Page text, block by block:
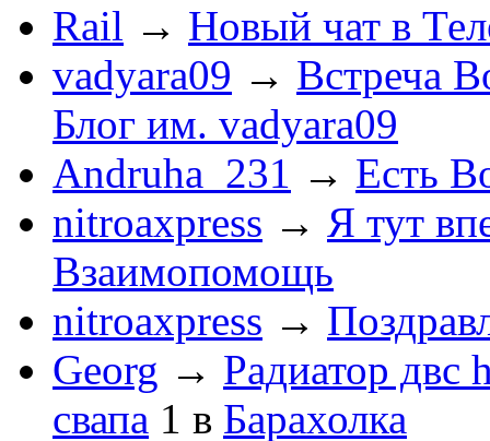
Rail → Новый чат в
vadyara09 → Встреча
Блог им. vadyara09
Andruha_231 → Есть
nitroaxpress → Я тут
Взаимопомощь
nitroaxpress →
Georg → Радиатор двс
свапа 1 в Барахолка